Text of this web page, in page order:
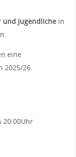
und Jugendlichein
eine
2025/26.
20:00Uhr